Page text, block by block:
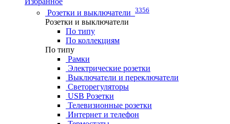
Розетки и выключатели 3356
Розетки и выключатели
По типу
По коллекциям
По типу
Рамки
Электрические розетки
Выключатели и переключатели
Светорегуляторы
USB Розетки
Телевизионные розетки
Интернет и телефон